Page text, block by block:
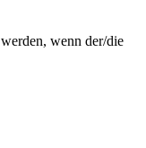
wenn der/die